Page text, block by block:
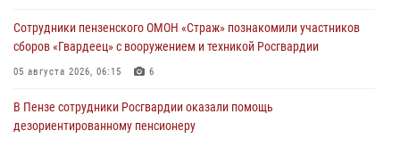
Сотрудники пензенского ОМОН «Страж» познакомили участников
сборов «Гвардеец» с вооружением и техникой Росгвардии
05 августа 2026, 06:15 6
В Пензе сотрудники Росгвардии оказали помощь
дезориентированному пенсионеру